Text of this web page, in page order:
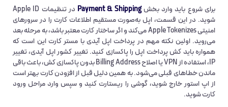
برای شروع باید وارد بخشPayment & Shipping
در تنظیمات Apple ID
شوید. در این قسمت، اپل به‌صورت مستقیم اطلاعات کارت را در سرورهای
امنیتی Apple Tokenizes می‌کند و اگر ساختار کارت معتبر باشد، به مرحله بعد
می‌روید. اولین نکته مهم در پرداخت اپل آیدی با مستر کارت این است که
همواره باید کش پرداخت اپل را پاکسازی کنید. تغییر کشور اپل آیدی، تغییر
IP، استفاده از VPN یا اصلاح Billing Address بدون پاکسازی کش، باعث باقی
ماندن خطاهای قبلی می‌شود. به همین دلیل قبل از افزودن کارت بهتر است
از اپ استور خارج شوید، گوشی را ریستارت کنید و سپس وارد مراحل ورود
کارت شوید.